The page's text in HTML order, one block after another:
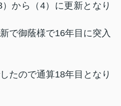
から（4）に更新となり
で御蔭様で16年目に突入
たので通算18年目となり